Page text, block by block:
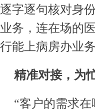
逐字逐句核对身
业务，连在场的
行能上病房办业务
精准对接，为
“客户的需求